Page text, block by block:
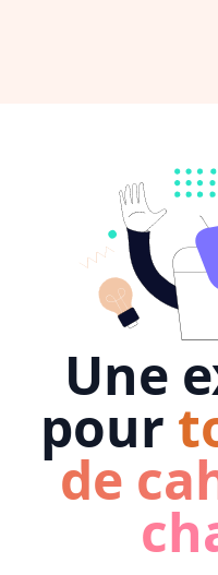
Une
pour
de